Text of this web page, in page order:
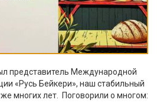
представитель Международной
«Русь Бейкери», наш стабильный
многих лет. Поговорили о многом: